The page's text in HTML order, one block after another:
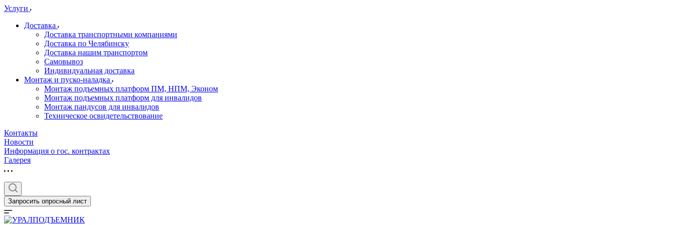
Услуги
Доставка
Доставка транспортными компаниями
Доставка по Челябинску
Доставка нашим транспортом
Самовывоз
Индивидуальная доставка
Монтаж и пуско-наладка
Монтаж подъемных платформ ПМ, НПМ, Эконом
Монтаж подъемных платформ для инвалидов
Монтаж пандусов для инвалидов
Техническое освидетельствование
Контакты
Новости
Информация о гос. контрактах
Галерея
Запросить опросный лист